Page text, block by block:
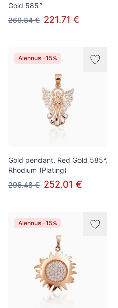
Gold 585°
260.84 € 221.71 €
Alennus -15%
Gold pendant, Red Gold 585°,
Rhodium (Plating)
296.48 € 252.01 €
Alennus -15%